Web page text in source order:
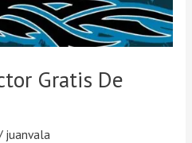
Gratis De
juanvala